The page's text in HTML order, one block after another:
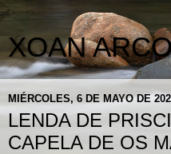
XOAN
MIÉRCOLES, 6 DE MAYO DE
LENDA DE
CAPELA DE OS